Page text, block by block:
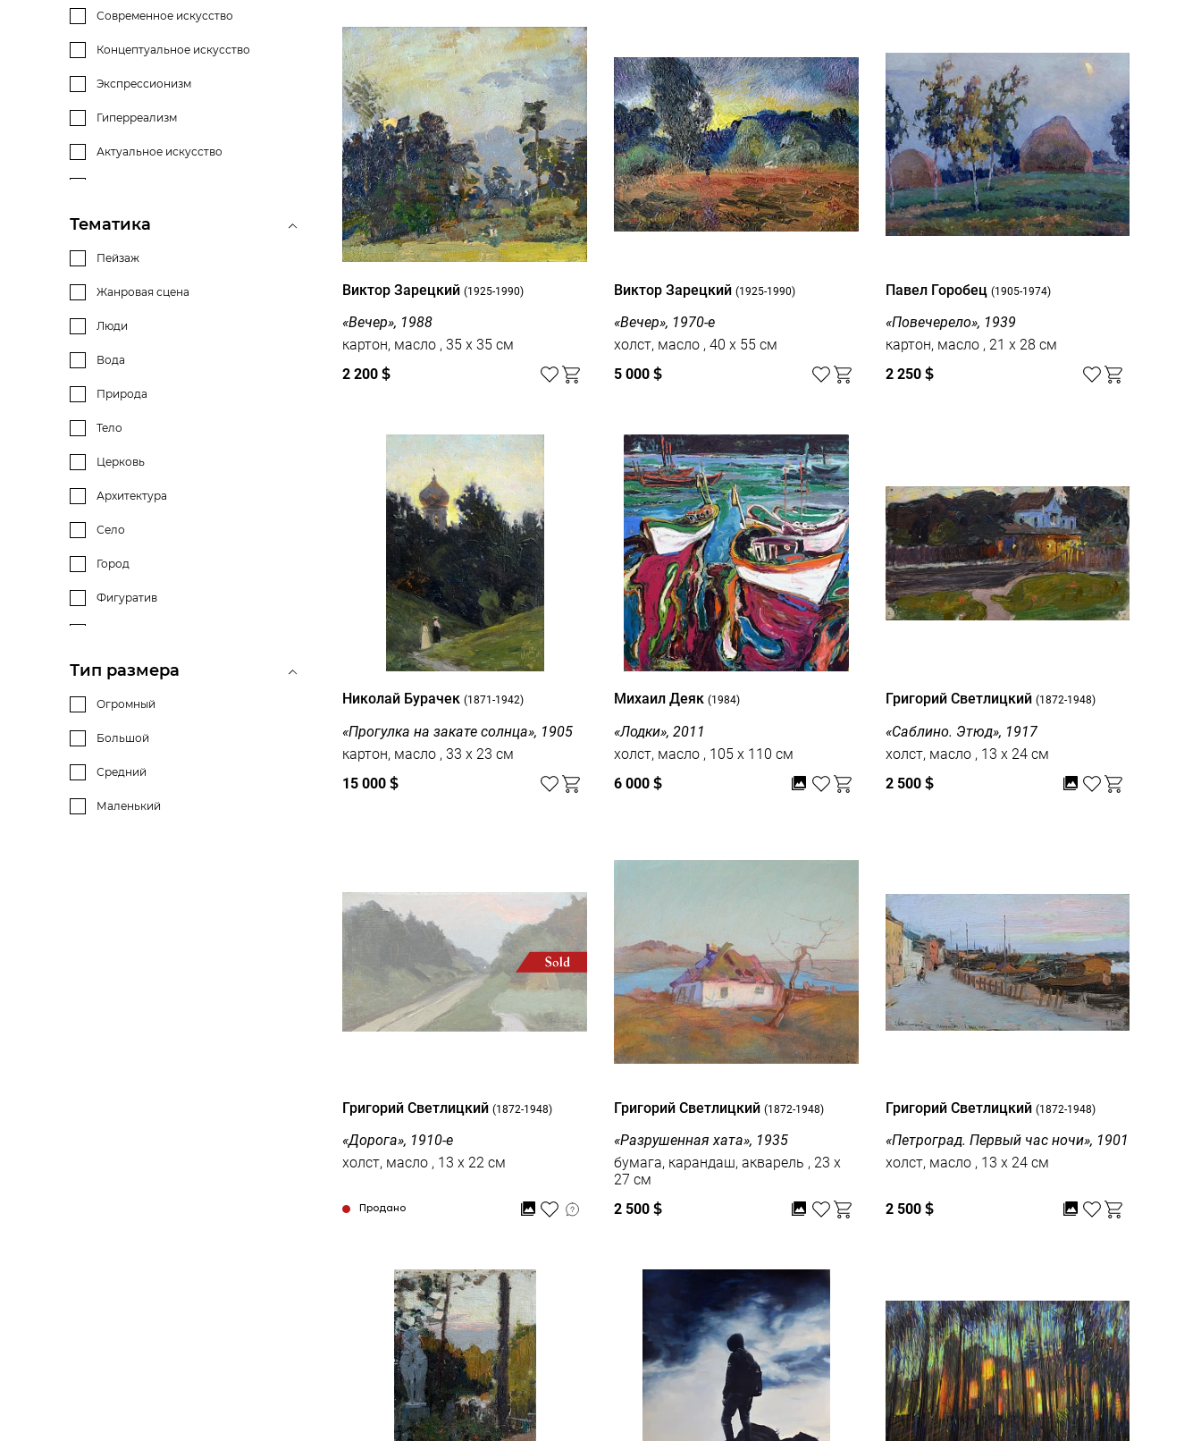
Современное искусство
Концептуальное искусство
Экспрессионизм
Гиперреализм
Актуальное искусство
Тематика
Пейзаж
Жанровая сцена
Люди
Вода
Природа
Тело
Церковь
Архитектура
Село
Город
Фигуратив
Животные
Цветы
Спорт
Ню
Еда
Тип размера
Огромный
Большой
Средний
Маленький
Виктор Зарецкий(1925-1990)
«Вечер», 1988
картон, масло , 35 x 35 см
2 200$
Виктор Зарецкий(1925-1990)
«Вечер», 1970-е
холст, масло , 40 x 55 см
5 000$
Павел Горобец (1905-1974)
«Повечерело», 1939
картон, масло , 21 x 28 см
2 250 $
Николай Бурачек(1871-1942)
«Прогулка на закате солнца», 1905
картон, масло , 33 x 23 см
15 000$
Михаил Деяк(1984)
«Лодки», 2011
холст, масло , 105 x 110 см
6 000$
Григорий Светлицкий (1872-1948)
«Саблино. Этюд», 1917
холст, масло , 13 x 24 см
2 500 $
Григорий Светлицкий(1872-1948)
«Дорога», 1910-е
холст, масло , 13 x 22 см
Продано
Григорий Светлицкий(1872-1948)
«Разрушенная хата», 1935
бумага, карандаш, акварель , 23 x
27 см
2 500$
Григорий Светлицкий (1872-1948)
«Петроград. Первый час ночи», 1901
холст, масло , 13 x 24 см
2 500 $